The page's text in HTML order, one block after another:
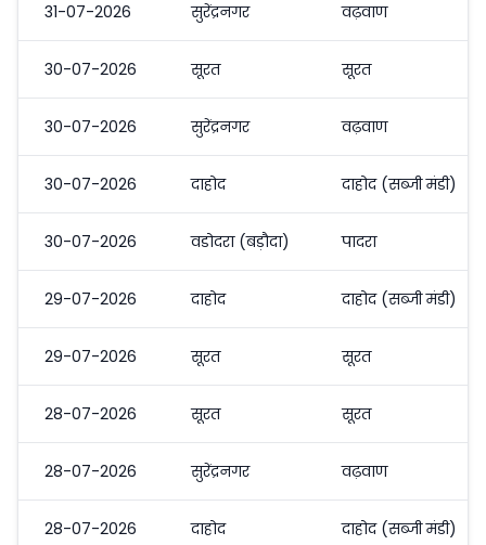
31-07-2026 सुरेंद्रनगर वढ़वाण
30-07-2026 सूरत सूरत
30-07-2026 सुरेंद्रनगर वढ़वाण
30-07-2026 दाहोद दाहोद (सब्जी मंडी)
30-07-2026 वडोदरा (बड़ौदा) पादरा
29-07-2026 दाहोद दाहोद (सब्जी मंडी)
29-07-2026 सूरत सूरत
28-07-2026 सूरत सूरत
28-07-2026 सुरेंद्रनगर वढ़वाण
28-07-2026 दाहोद दाहोद (सब्जी मंडी)